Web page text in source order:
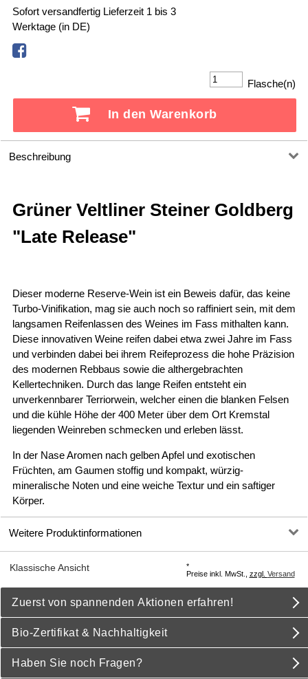
Sofort versandfertig Lieferzeit 1 bis 3
Werktage (in DE)
Flasche(n)
In den Warenkorb
Beschreibung
Grüner Veltliner Steiner Goldberg
"Late Release"
Dieser moderne Reserve-Wein ist ein Beweis dafür, das keine
Turbo-Vinifikation, mag sie auch noch so raffiniert sein, mit dem
langsamen Reifenlassen des Weines im Fass mithalten kann.
Diese innovativen Weine reifen dabei etwa zwei Jahre im Fass
und verbinden dabei bei ihrem Reifeprozess die hohe Präzision
des modernen Rebbaus sowie die althergebrachten
Kellertechniken. Durch das lange Reifen entsteht ein
unverkennbarer Terriorwein, welcher einen die blanken Felsen
und die kühle Höhe der 400 Meter über dem Ort Kremstal
liegenden Weinreben schmecken und erleben lässt.
In der Nase Aromen nach gelben Apfel und exotischen
Früchten, am Gaumen stoffig und kompakt, würzig-
mineralische Noten und eine weiche Textur und ein saftiger
Körper.
Weitere Produktinformationen
Klassische Ansicht
*
Preise inkl. MwSt., zzgl. Versand
Zuerst von spannenden Aktionen erfahren!
Bio-Zertifikat & Nachhaltigkeit
Haben Sie noch Fragen?